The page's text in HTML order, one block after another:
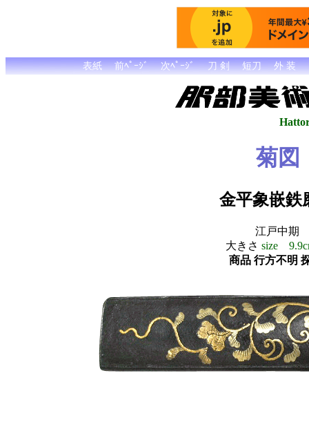
表紙 前ﾍﾟｰｼﾞ 次ﾍﾟｰｼﾞ 刀 剣 短刀 外 装
菊
金平象嵌鉄
江戸中
大きさ size
商品 行方不明